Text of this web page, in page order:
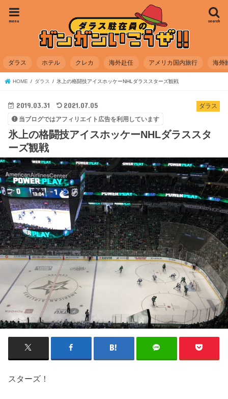
search
menu
ダラス ホテル クレカ 海外赴任 アメリカ国内旅行 海外
HOME ダラス 氷上の格闘技アイスホッケーNHLダラススターズ観戦
ダラス
2019.03.31 2021.07.05
当ブログではアフィリエイト広告を利用しています
氷上の格闘技アイスホッケーNHLダラススタ
ーズ観戦
スターズ！